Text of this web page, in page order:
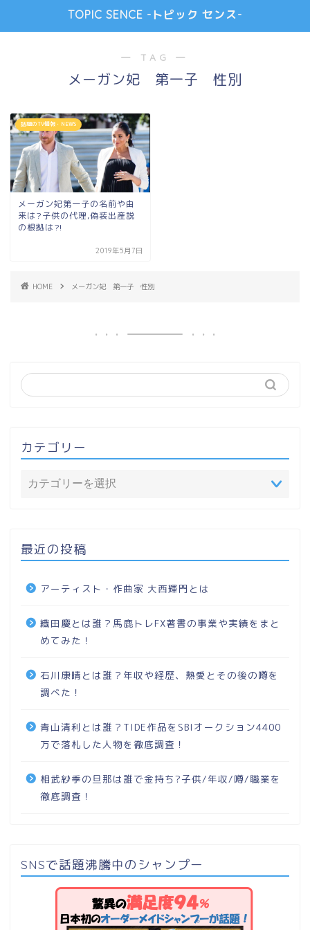
TOPIC SENCE -トピック センス-
― TAG ―
メーガン妃 第一子 性別
話題のTV情報・NEWS
メーガン妃第一子の名前や由
来は?子供の代理,偽装出産説
の根拠は?!
2019年5月7日
HOME メーガン妃 第一子 性別
カテゴリー
最近の投稿
アーティスト・作曲家 大西輝門とは
織田慶とは誰？馬鹿トレFX著書の事業や実績をまと
めてみた！
石川康晴とは誰？年収や経歴、熱愛とその後の噂を
調べた！
青山清利とは誰？TIDE作品をSBIオークション4400
万で落札した人物を徹底調査！
相武紗季の旦那は誰で金持ち?子供/年収/噂/職業を
徹底調査！
SNSで話題沸騰中のシャンプー